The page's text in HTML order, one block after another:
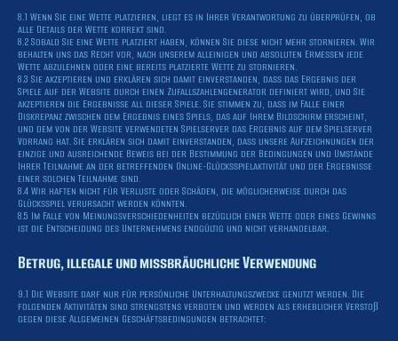
8.1 Wenn Sie eine Wette platzieren, liegt es in Ihrer Verantwortung zu überprüfen, ob
alle Details der Wette korrekt sind.
8.2 Sobald Sie eine Wette platziert haben, können Sie diese nicht mehr stornieren. Wir
behalten uns das Recht vor, nach unserem alleinigen und absoluten Ermessen jede
Wette abzulehnen oder eine bereits platzierte Wette zu stornieren.
8.3 Sie akzeptieren und erklären sich damit einverstanden, dass das Ergebnis der
Spiele auf der Website durch einen Zufallszahlengenerator definiert wird, und Sie
akzeptieren die Ergebnisse all dieser Spiele. Sie stimmen zu, dass im Falle einer
Diskrepanz zwischen dem Ergebnis eines Spiels, das auf Ihrem Bildschirm erscheint,
und dem von der Website verwendeten Spielserver das Ergebnis auf dem Spielserver
Vorrang hat. Sie erklären sich damit einverstanden, dass unsere Aufzeichnungen der
einzige und ausreichende Beweis bei der Bestimmung der Bedingungen und Umstände
Ihrer Teilnahme an der betreffenden Online-Glücksspielaktivität und der Ergebnisse
einer solchen Teilnahme sind.
8.4 Wir haften nicht für Verluste oder Schäden, die möglicherweise durch das
Glücksspiel verursacht werden könnten.
8.5 Im Falle von Meinungsverschiedenheiten bezüglich einer Wette oder eines Gewinns
ist die Entscheidung des Unternehmens endgültig und nicht verhandelbar.
Betrug, illegale und missbräuchliche Verwendung
9.1 Die Website darf nur für persönliche Unterhaltungszwecke genutzt werden. Die
folgenden Aktivitäten sind strengstens verboten und werden als erheblicher Verstoß
gegen diese Allgemeinen Geschäftsbedingungen betrachtet: